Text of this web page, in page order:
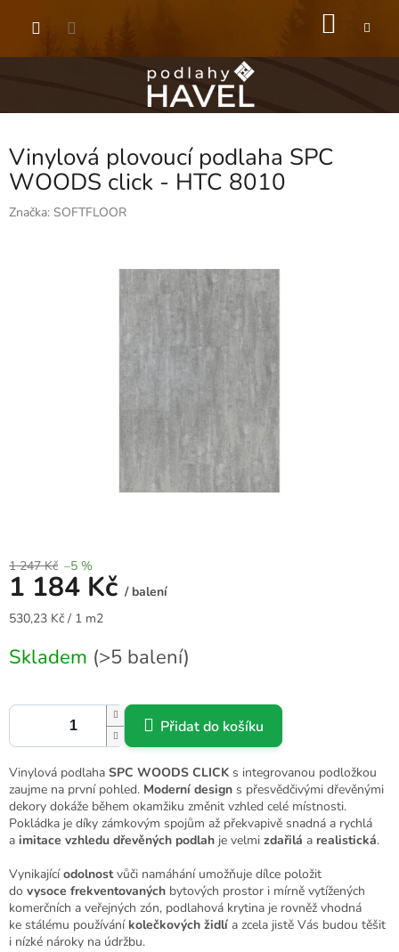
Vinylová plovoucí podlaha SPC
WOODS click - HTC 8010
Značka: SOFTFLOOR
1 247 Kč –5 %
1 184 Kč / balení
Měrná
530,23 Kč / 1 m2
Skladem (>5 balení)
Přidat do košíku
Vinylová podlaha SPC WOODS CLICK s integrovanou podložkou
zaujme na první pohled. Moderní design s přesvědčivými dřevěnými
dekory dokáže během okamžiku změnit vzhled celé místnosti.
Pokládka je díky zámkovým spojům až překvapivě snadná a rychlá
a imitace vzhledu dřevěných podlah je velmi zdařilá a realistická.
Vynikajícíodolnost vůči namáhání umožňuje dílce položit
do vysoce frekventovaných bytových prostor i mírně vytížených
komerčních a veřejných zón, podlahová krytina je rovněž vhodná
ke stálému používání kolečkových židlí a zcela jistě Vás budou těšit
i nízké nároky na údržbu.